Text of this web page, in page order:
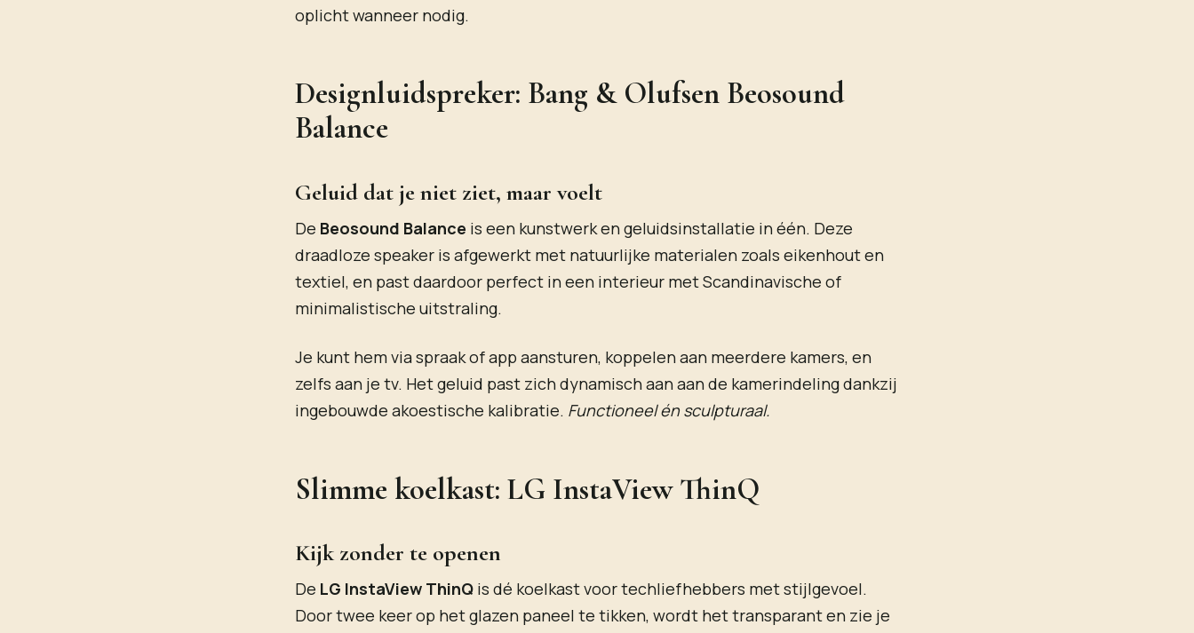
oplicht wanneer nodig.
Designluidspreker: Bang & Olufsen Beosound
Balance
Geluid dat je niet ziet, maar voelt
De Beosound Balance is een kunstwerk en geluidsinstallatie in één. Deze
draadloze speaker is afgewerkt met natuurlijke materialen zoals eikenhout en
textiel, en past daardoor perfect in een interieur met Scandinavische of
minimalistische uitstraling.
Je kunt hem via spraak of app aansturen, koppelen aan meerdere kamers, en
zelfs aan je tv. Het geluid past zich dynamisch aan aan de kamerindeling dankzij
ingebouwde akoestische kalibratie. Functioneel én sculpturaal.
Slimme koelkast: LG InstaView ThinQ
Kijk zonder te openen
De LG InstaView ThinQ is dé koelkast voor techliefhebbers met stijlgevoel.
Door twee keer op het glazen paneel te tikken, wordt het transparant en zie je